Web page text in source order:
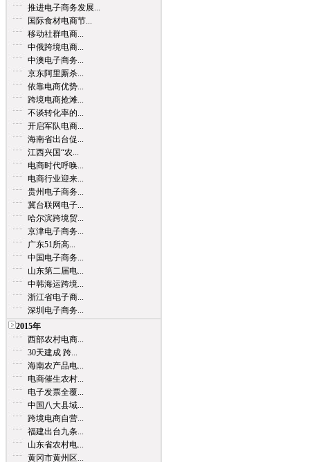
推进电子商务发展...
国际食材电商节...
移动社群电商...
中俄跨境电商...
中澳电子商务...
京东阿里厮杀...
依靠电商优势...
跨境电商抢滩...
不谈转化率的...
开启军队电商...
海南省出台促...
江西兴国“农...
电商时代呼唤...
电商行业迎来...
贵州电子商务...
冀台联网电子...
哈尔滨跨境贸...
京津电子商务...
广东51所高...
中国电子商务...
山东第二届电...
中韩海运跨境...
浙江省电子商...
深圳电子商务...
2015年
西部农村电商...
30天建成 跨...
海南农产品电...
电商催生农村...
电子发票全覆...
中国八大县域...
跨境电商自营...
福建出台九条...
山东省农村电...
黄冈市黄州区...